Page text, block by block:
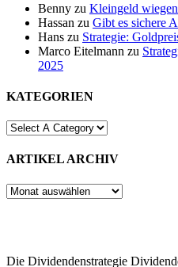
Benny zu Kleingeld
Hassan zu Gibt es sichere
Hans zu Strategie:
Marco Eitelmann zu
2025
KATEGORIEN
ARTIKEL ARCHIV
ARTIKEL
Die Dividendenstrategie